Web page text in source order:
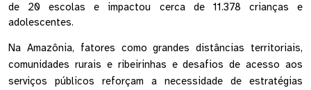
de 20 escolas e impactou cerca de 11.378 crianças e
adolescentes.
Na Amazônia, fatores como grandes distâncias territoriais,
comunidades rurais e ribeirinhas e desafios de acesso aos
serviços públicos reforçam a necessidade de estratégias